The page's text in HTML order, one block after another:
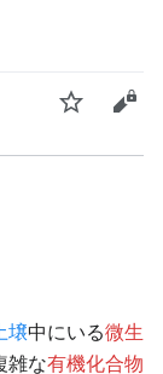
ウォッチソ
壌中にいる微生
雑な有機化合物